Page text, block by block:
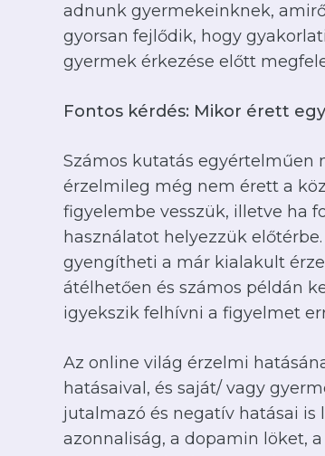
adnunk gyermekeinknek,
gyorsan fejlődik, hogy
gyermek érkezése előtt
Fontos kérdés: Mikor érett
Számos kutatás egyértelműen
érzelmileg még nem érett a
figyelembe vesszük, illetve ha
használatot helyezzük
gyengítheti a már kialakult
átélhetően és számos példán
igyekszik felhívni a figyelmet
Az online világ érzelmi
hatásaival, és saját/ vagy
jutalmazó és negatív hatásai is
azonnaliság, a dopamin löket,